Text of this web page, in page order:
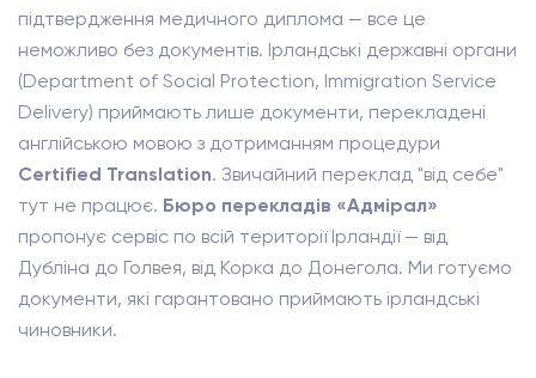
підтвердження медичного диплома — все це
неможливо без документів. Ірландські державні органи
(Department of Social Protection, Immigration Service
Delivery) приймають лише документи, перекладені
англійською мовою з дотриманням процедури
Certified Translation. Звичайний переклад "від себе"
тут не працює. Бюро перекладів «Адмірал»
пропонує сервіс по всій території Ірландії — від
Дубліна до Голвея, від Корка до Донегола. Ми готуємо
документи, які гарантовано приймають ірландські
чиновники.